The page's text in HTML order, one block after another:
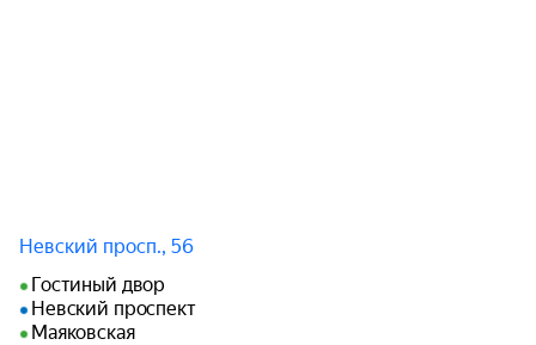
Невский просп., 56
Гостиный двор
Невский проспект
Маяковская